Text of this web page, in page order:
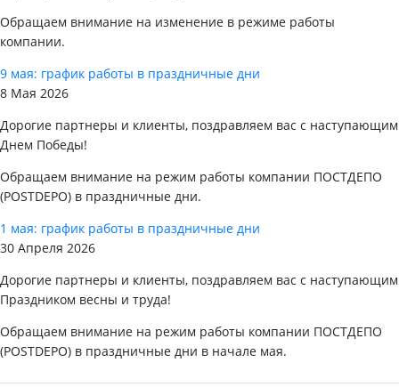
Обращаем внимание на изменение в режиме работы
компании.
9 мая: график работы в праздничные дни
8 Мая 2026
Дорогие партнеры и клиенты, поздравляем вас с наступающим
Днем Победы!
Обращаем внимание на режим работы компании ПОСТДЕПО
(POSTDEPO) в праздничные дни.
1 мая: график работы в праздничные дни
30 Апреля 2026
Дорогие партнеры и клиенты, поздравляем вас с наступающим
Праздником весны и труда!
Обращаем внимание на режим работы компании ПОСТДЕПО
(POSTDEPO) в праздничные дни в начале мая.